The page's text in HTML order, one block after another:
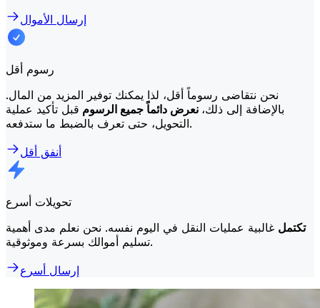
إرسال الأموال
رسوم أقل
نحن نتقاضى رسوماً أقل، لذا يمكنك توفير المزيد من المال.
بالإضافة إلى ذلك، نعرض دائماً جميع الرسوم قبل تأكيد عملية
التحويل، حتى تعرف بالضبط ما ستدفعه.
أنفق أقل
تحويلات أسرع
تكتمل غالبية عمليات النقل في اليوم نفسه. نحن نعلم مدى أهمية
تسليم أموالك بسرعة وموثوقية.
إرسال أسرع